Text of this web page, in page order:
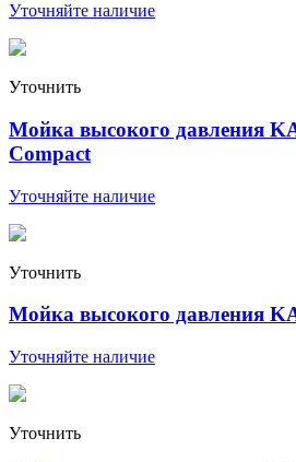
Уточняйте наличие
Уточнить
Мойка высокого давления
Compact
Уточняйте наличие
Уточнить
Мойка высокого давления
Уточняйте наличие
Уточнить